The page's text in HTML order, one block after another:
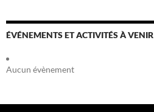
ÉVÉNEMENTS ET ACTIVITÉS À VENIR
Aucun évènement